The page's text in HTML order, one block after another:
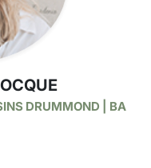
DRUMMOND | BA